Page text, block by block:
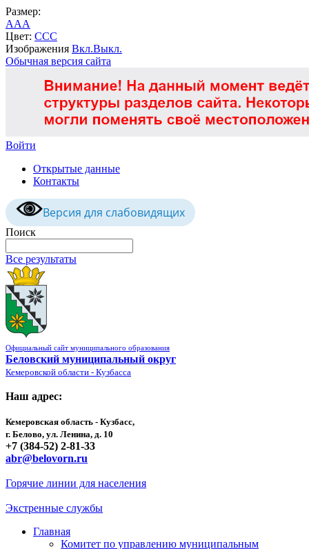
Размер:
AAA
Цвет: CCC
Изображения Вкл.Выкл.
Обычная версия сайта
Войти
Открытые данные
Контакты
Версия для слабовидящих
Поиск
Все результаты
Официальный сайт муниципального образования
Беловский муниципальный округ
Кемеровской области - Кузбасса
Наш адрес:
Кемеровская область - Кузбасс,
г. Белово, ул. Ленина, д. 10
+7 (384-52) 2-81-33
abr@belovorn.ru
Горячие линии для населения
Экстренные службы
Главная
Комитет по управлению муниципальным